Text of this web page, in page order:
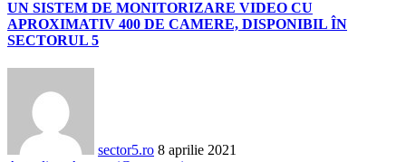
UN SISTEM DE MONITORIZARE VIDEO CU
APROXIMATIV 400 DE CAMERE, DISPONIBIL ÎN
SECTORUL 5
sector5.ro 8 aprilie 2021